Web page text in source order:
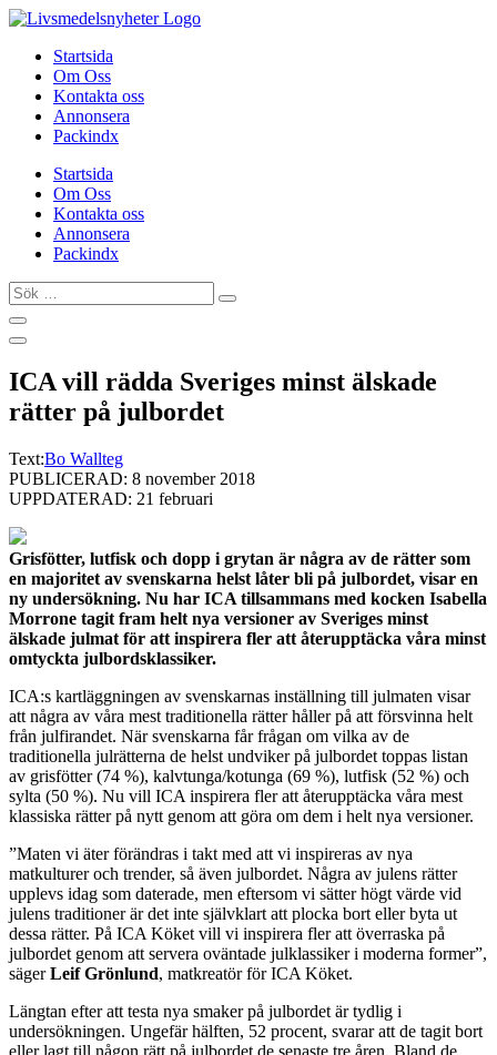
Hoppa
innehållStartsida
Om Oss
Kontakta oss
Annonsera
Packindx
Startsida
Om Oss
Kontakta oss
Annonsera
Packindx
Sök
…
ICA vill rädda Sveriges minst älskade
rätter på julbordet
Text:Bo Wallteg
PUBLICERAD: 8 november 2018
UPPDATERAD: 21 februari
Grisfötter, lutfisk och dopp i grytan är några av de rätter som
en majoritet av svenskarna helst låter bli på julbordet, visar en
ny undersökning. Nu har ICA tillsammans med kocken Isabella
Morrone tagit fram helt nya versioner av Sveriges minst
älskade julmat för att inspirera fler att återupptäcka våra minst
omtyckta julbordsklassiker.
ICA:s kartläggningen av svenskarnas inställning till julmaten visar
att några av våra mest traditionella rätter håller på att försvinna helt
från julfirandet. När svenskarna får frågan om vilka av de
traditionella julrätterna de helst undviker på julbordet toppas listan
av grisfötter (74 %), kalvtunga/kotunga (69 %), lutfisk (52 %) och
sylta (50 %). Nu vill ICA inspirera fler att återupptäcka våra mest
klassiska rätter på nytt genom att göra om dem i helt nya versioner.
”Maten vi äter förändras i takt med att vi inspireras av nya
matkulturer och trender, så även julbordet. Några av julens rätter
upplevs idag som daterade, men eftersom vi sätter högt värde vid
julens traditioner är det inte självklart att plocka bort eller byta ut
dessa rätter. På ICA Köket vill vi inspirera fler att överraska på
julbordet genom att servera oväntade julklassiker i moderna former”,
sägerLeif Grönlund, matkreatör för ICA Köket.
Längtan efter att testa nya smaker på julbordet är tydlig i
undersökningen. Ungefär hälften, 52 procent, svarar att de tagit bort
eller lagt till någon rätt på julbordet de senaste tre åren. Bland de